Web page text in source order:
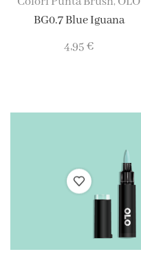
,
BG0.7 Blue Iguana
4,95€